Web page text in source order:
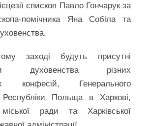
єпископ Павло Гончарук за
помічника Яна Собіла та
заході будуть присутні
духовенства різних
конфесій, Генерального
Республіки Польща в Харкові,
міської ради та Харківської